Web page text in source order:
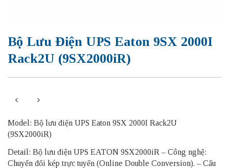
Bộ Lưu Điện UPS Eaton 9SX 2000I
Rack2U (9SX2000iR)
Model: Bộ lưu điện UPS Eaton 9SX 2000I Rack2U
(9SX2000iR)
Detail: Bộ lưu điện UPS EATON 9SX2000iR – Công nghệ:
Chuyển đổi kép trực tuyến (Online Double Conversion). – Cấu